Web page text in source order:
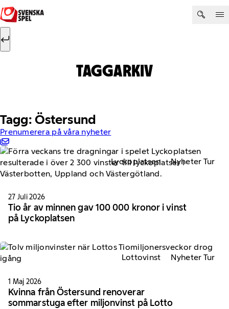
Hoppa till innehåll
Sök efter:
TAGGARKIV
Tagg: Östersund
Prenumerera på våra nyheter
Lyckoplatsen Nyheter Tur
27 Juli 2026
Tio år av minnen gav 100 000 kronor i vinst
på Lyckoplatsen
Lottovinst Nyheter Tur
1 Maj 2026
Kvinna från Östersund renoverar
sommarstuga efter miljonvinst på Lotto